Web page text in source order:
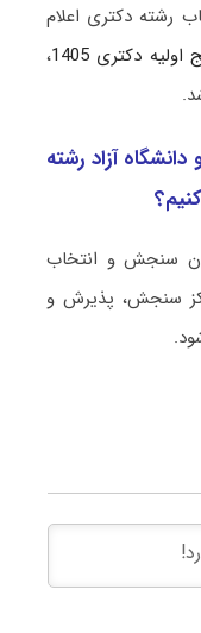
رشته دکتری اعلام
اولیه دکتری 1405
،
آزاد رشته
سنجش و انتخاب
سنجش، پذیرش و